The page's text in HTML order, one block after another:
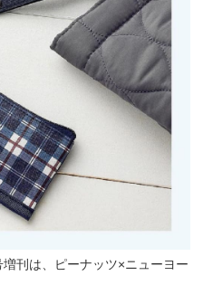
刊は、ピーナッツ×ニューヨー